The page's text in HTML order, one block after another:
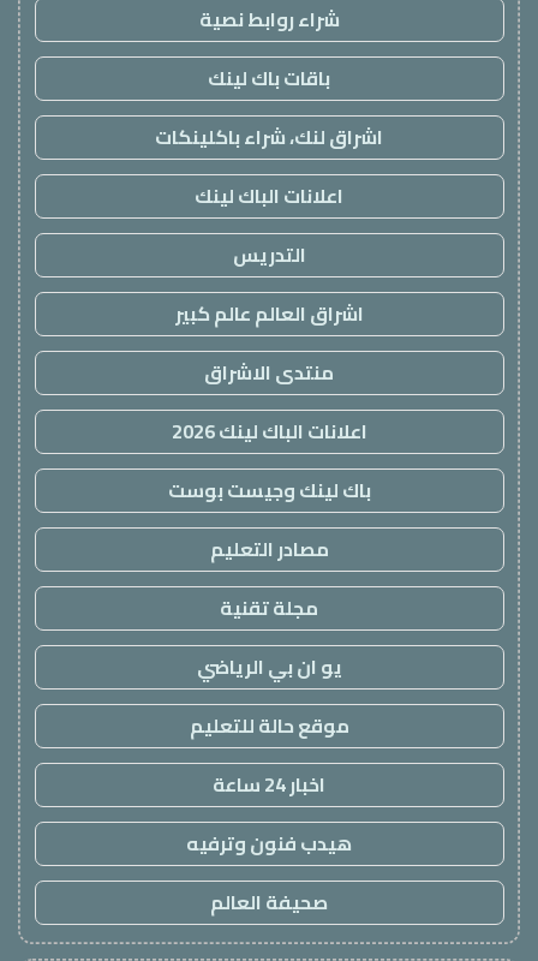
شراء روابط نصية
باقات باك لينك
اشراق لنك، شراء باكلينكات
اعلانات الباك لينك
التدريس
اشراق العالم عالم كبير
منتدى الاشراق
اعلانات الباك لينك 2026
باك لينك وجيست بوست
مصادر التعليم
مجلة تقنية
يو ان بي الرياضي
موقع حالة للتعليم
اخبار 24 ساعة
هيدب فنون وترفيه
صحيفة العالم